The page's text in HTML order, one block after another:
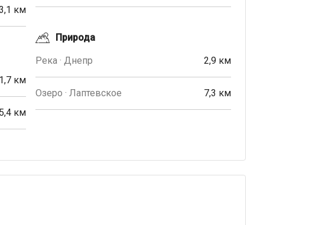
км
1,7 км
5,4 км
Природа
Река · Днепр 2,9 км
Озеро · Лаптевское 7,3 км